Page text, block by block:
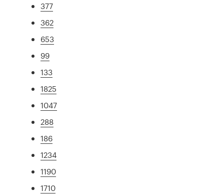
377
362
653
99
133
1825
1047
288
186
1234
1190
1710